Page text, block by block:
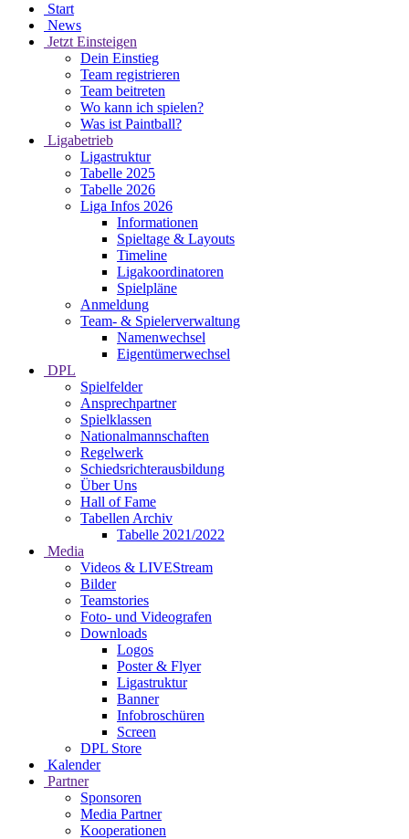
Start
News
Jetzt Einsteigen
Dein Einstieg
Team registrieren
Team beitreten
Wo kann ich spielen?
Was ist Paintball?
Ligabetrieb
Ligastruktur
Tabelle 2025
Tabelle 2026
Liga Infos 2026
Informationen
Spieltage & Layouts
Timeline
Ligakoordinatoren
Spielpläne
Anmeldung
Team- & Spielerverwaltung
Namenwechsel
Eigentümerwechsel
DPL
Spielfelder
Ansprechpartner
Spielklassen
Nationalmannschaften
Regelwerk
Schiedsrichterausbildung
Über Uns
Hall of Fame
Tabellen Archiv
Tabelle 2021/2022
Media
Videos & LIVEStream
Bilder
Teamstories
Foto- und Videografen
Downloads
Logos
Poster & Flyer
Ligastruktur
Banner
Infobroschüren
Screen
DPL Store
Kalender
Partner
Sponsoren
Media Partner
Kooperationen